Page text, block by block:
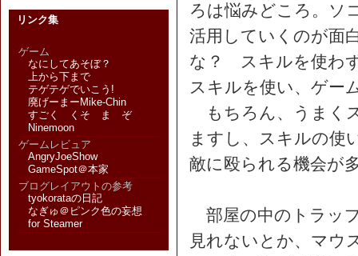
ろは悩みどころ。ソ
活用していくのが面
な？ スキルを使わ
スキルを使い、ゲー
もちろん、うまく
ますし、スキルの使
敵に殴られる機会が
部屋の中のトラッ
見れないとか、マウ
リンク集
ゲーム
なにしてあそぼ？
上から下まで
テゲテゲでいこう!
廃げーまーMike-Chin
すごく くそ ま ぞ
Ninemoon
ゲームレビュア
AngryJoeShow
GameSpot＠本家
ブログレイアウトの参考
tyokorataの日記
なぎゅ＠ピンク色の妄想
for Steamer